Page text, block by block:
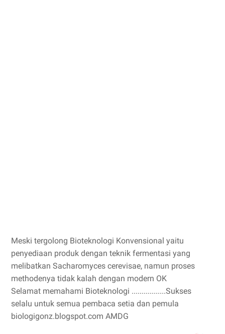
Meski tergolong Bioteknologi Konvensional yaitu
penyediaan produk dengan teknik fermentasi yang
melibatkan Sacharomyces cerevisae, namun proses
methodenya tidak kalah dengan modern OK
Selamat memahami Bioteknologi .................Sukses
selalu untuk semua pembaca setia dan pemula
biologigonz.blogspot.com AMDG